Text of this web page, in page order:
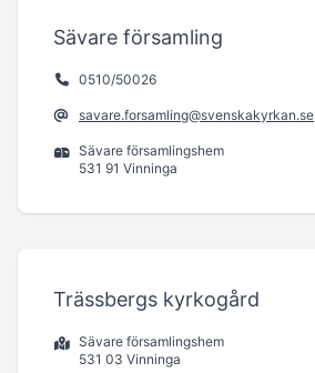
Sävare församling
0510/50026
savare.forsamling@svenskakyrkan.se
Sävare församlingshem
531 91 Vinninga
Trässbergs kyrkogård
Sävare församlingshem
531 03 Vinninga